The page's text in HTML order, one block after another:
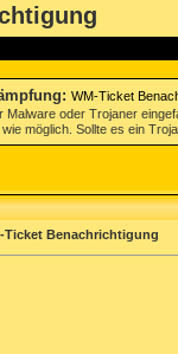
: WM-Ticket
oder Trojaner
möglich. Sollte es ein
Ticket Benachrichtigung